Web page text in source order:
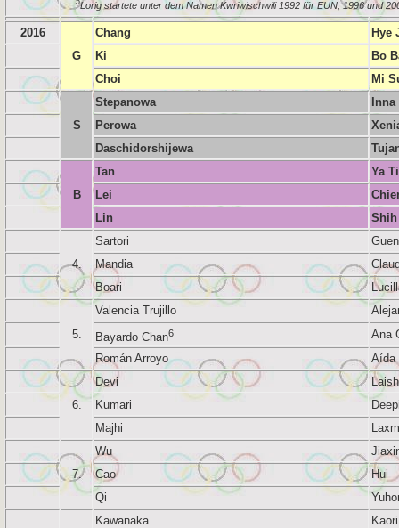
5Lorig startete unter dem Namen Kwriwischwili 1992 für EUN, 1996 und
2016
G
Chang
Hye
Ki
Bo
Choi
Mi
S
Stepanowa
Inna
Perowa
Daschidorshijewa
B
Tan
Ya
Lei
Lin
Shih
4.
Sartori
Mandia
Boari
5.
Valencia Trujillo
Bayardo Chan6
Ana
Román Arroyo
Aída
6.
Devi
Kumari
Majhi
7.
Wu
Cao
Hui
Qi
Kawanaka
Kaori